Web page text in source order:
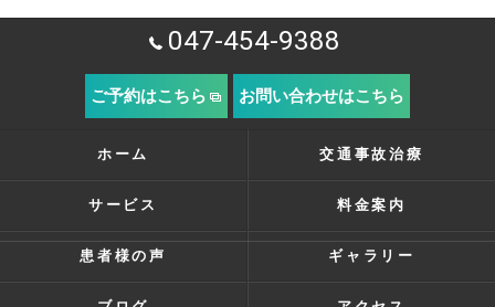
047-454-9388
ご予約はこちら お問い合わせはこちら
ホーム 交通事故治療
サービス 料金案内
患者様の声 ギャラリー